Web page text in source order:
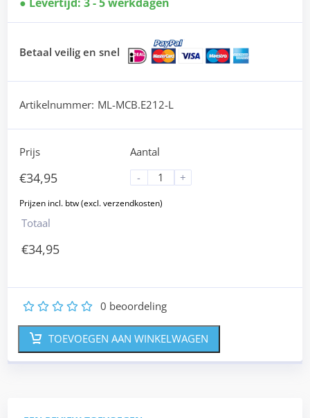
Betaal veilig en snel
Artikelnummer: ML-MCB.E212-L
Prijs
€34,95
Aantal
-
+
Totaal
€34,95
5
4
3
2 0 beoordeling
TOEVOEGEN AAN WINKELWAGEN